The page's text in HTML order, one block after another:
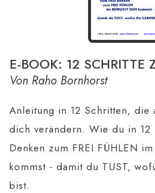
E-BOOK: 12 SCHRITTE
Von Raho Bornhorst
Anleitung in 12 Schritten, die
dich verändern. Wie du in 12
Denken zum FREI FÜHLEN
kommst - damit du TUST,
bist.